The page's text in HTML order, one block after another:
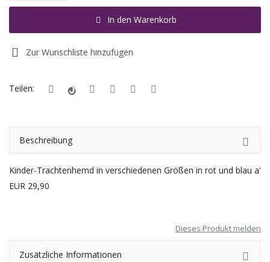
In den Warenkorb
Zur Wunschliste hinzufügen
Teilen:
Beschreibung
Kinder-Trachtenhemd in verschiedenen Größen in rot und blau a'
EUR 29,90
Dieses Produkt melden
Zusätzliche Informationen